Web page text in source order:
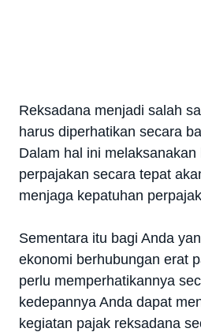
Reksadana menjadi salah
harus diperhatikan secara
Dalam hal ini melaksanakan
perpajakan secara tepat
menjaga kepatuhan
Sementara itu bagi Anda
ekonomi berhubungan erat
perlu memperhatikannya
kedepannya Anda dapat
kegiatan pajak reksadana